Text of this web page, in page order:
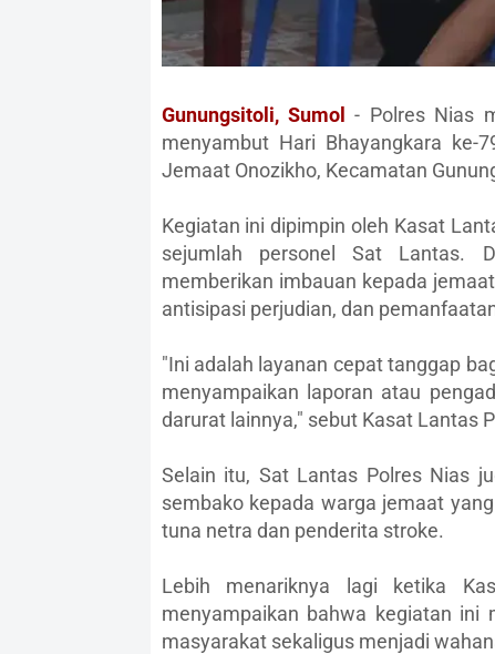
Gunungsitoli, Sumol - Polres Nias
menyambut Hari Bhayangkara ke-
Jemaat Onozikho, Kecamatan
Kegiatan ini dipimpin oleh Kasat
sejumlah personel Sat Lantas.
memberikan imbauan kepada
antisipasi perjudian, dan
"Ini adalah layanan cepat tanggap
menyampaikan laporan atau
darurat lainnya," sebut Kasat Lantas
Selain itu, Sat Lantas Polres Nias
sembako kepada warga jemaat
tuna netra dan penderita stroke.
Lebih menariknya lagi ketika
menyampaikan bahwa kegiatan ini
masyarakat sekaligus menjadi